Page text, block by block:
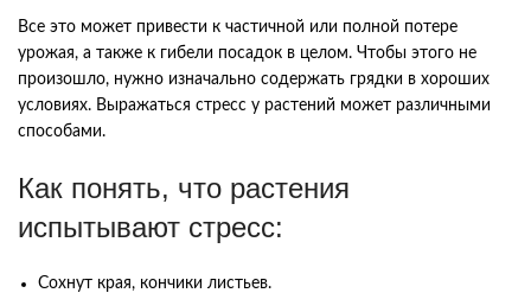
Все это может привести к частичной или полной потере
урожая, а также к гибели посадок в целом. Чтобы этого не
произошло, нужно изначально содержать грядки в хороших
условиях. Выражаться стресс у растений может различными
способами.
Как понять, что растения
испытывают стресс:
Сохнут края, кончики листьев.